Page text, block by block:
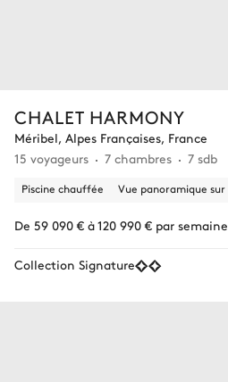
CHALET HARMONY
Méribel, Alpes Françaises, France
15 voyageurs
7 chambres 7 sdb
Piscine chauffée
De 59 090 € à 120 990 € par semaine
Collection Signature